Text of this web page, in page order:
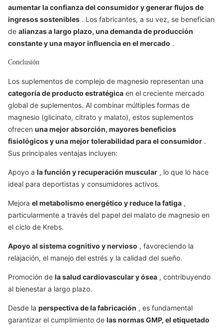
aumentar la confianza del consumidor y generar flujos de
ingresos sostenibles . Los fabricantes, a su vez, se benefician
de alianzas a largo plazo, una demanda de producción
constante y una mayor influencia en el mercado .
Conclusión
Los suplementos de complejo de magnesio representan una
categoría de producto estratégica en el creciente mercado
global de suplementos. Al combinar múltiples formas de
magnesio (glicinato, citrato y malato), estos suplementos
ofrecen una mejor absorción, mayores beneficios
fisiológicos y una mejor tolerabilidad para el consumidor .
Sus principales ventajas incluyen:
Apoyo a la función y recuperación muscular , lo que lo hace
ideal para deportistas y consumidores activos.
Mejora el metabolismo energético y reduce la fatiga ,
particularmente a través del papel del malato de magnesio en
el ciclo de Krebs.
Apoyo al sistema cognitivo y nervioso , favoreciendo la
relajación, el manejo del estrés y la calidad del sueño.
Promoción de la salud cardiovascular y ósea , contribuyendo
al bienestar a largo plazo.
Desde la perspectiva de la fabricación , es fundamental
garantizar el cumplimiento de las normas GMP, el etiquetado